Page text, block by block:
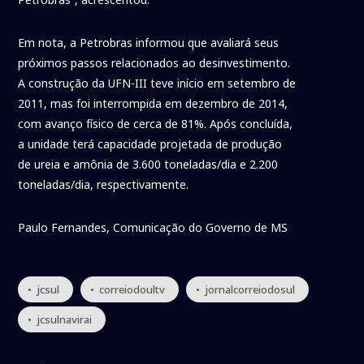
Em nota, a Petrobras informou que avaliará seus
próximos passos relacionados ao desinvestimento.
A construção da UFN-III teve início em setembro de
2011, mas foi interrompida em dezembro de 2014,
com avanço físico de cerca de 81%. Após concluída,
a unidade terá capacidade projetada de produção
de ureia e amônia de 3.600 toneladas/dia e 2.200
toneladas/dia, respectivamente.
Paulo Fernandes, Comunicação do Governo de MS
• jcsul • correiodoultv • jornalcorreiodosul
• jcsulnavirai